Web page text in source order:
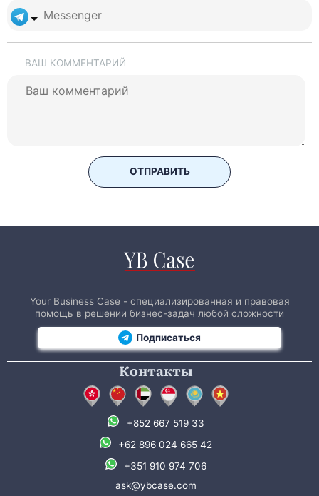
ВАШ КОММЕНТАРИЙ
ОТПРАВИТЬ
Your Business Case - специализированная и правовая
помощь в решении бизнес-задач любой сложности
Подписаться
Контакты
+852 667 519 33
+62 896 024 665 42
+351 910 974 706
ask@ybcase.com